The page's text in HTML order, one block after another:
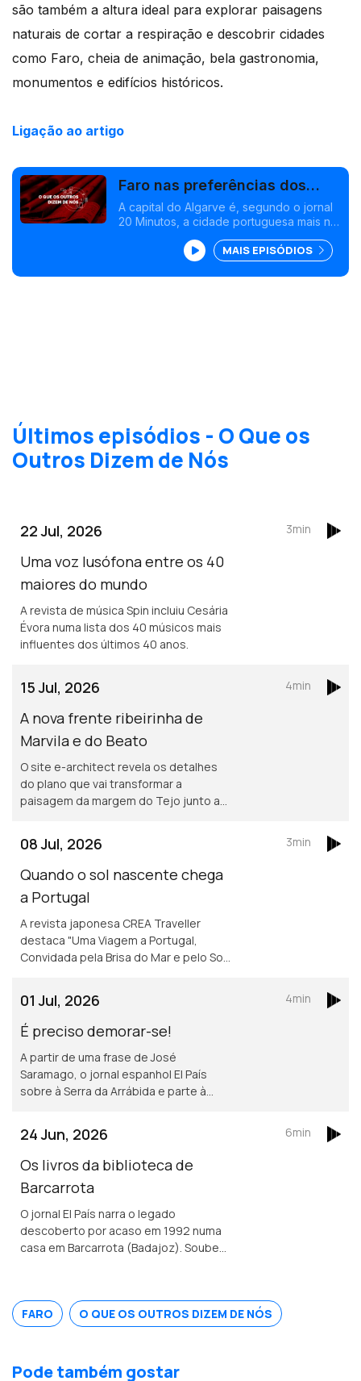
são também a altura ideal para explorar paisagens
naturais de cortar a respiração e descobrir cidades
como Faro, cheia de animação, bela gastronomia,
monumentos e edifícios históricos.
Ligação ao artigo
Faro nas preferências dos
espanhóis
A capital do Algarve é, segundo o jornal
20 Minutos, a cidade portuguesa mais na
MAIS EPISÓDIOS
Últimos episódios - O Que os
Outros Dizem de Nós
22 Jul, 2026
Uma voz lusófona entre os 40
maiores do mundo
A revista de música Spin incluiu Cesária
Évora numa lista dos 40 músicos mais
influentes dos últimos 40 anos.
3min
15 Jul, 2026
A nova frente ribeirinha de
Marvila e do Beato
O site e-architect revela os detalhes
do plano que vai transformar a
paisagem da margem do Tejo junto a
4min
08 Jul, 2026
Quando o sol nascente chega
a Portugal
A revista japonesa CREA Traveller
destaca "Uma Viagem a Portugal,
Convidada pela Brisa do Mar e pelo Sol",
cultura, a história e a gastronomia.
3min
01 Jul, 2026
É preciso demorar-se!
A partir de uma frase de José
Saramago, o jornal espanhol El País
sobre à Serra da Arrábida e parte à
4min
24 Jun, 2026
Os livros da biblioteca de
Barcarrota
O jornal El País narra o legado
descoberto por acaso em 1992 numa
casa em Barcarrota (Badajoz). Soube-
como ímpio e sodomita pela Inquisição.
6min
FARO O QUE OS OUTROS DIZEM DE NÓS
Pode também gostar